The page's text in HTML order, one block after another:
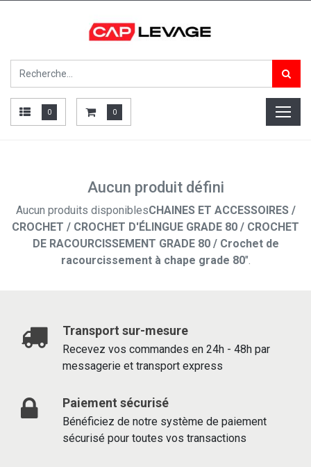
0 0
Aucun produit défini
Aucun produits disponiblesCHAINES ET ACCESSOIRES /
CROCHET / CROCHET D'ÉLINGUE GRADE 80 / CROCHET
DE RACOURCISSEMENT GRADE 80 / Crochet de
racourcissement à chape grade 80".
Transport sur-mesure
Recevez vos commandes en 24h - 48h par
messagerie et transport express
Paiement sécurisé
Bénéficiez de notre système de paiement
sécurisé pour toutes vos transactions